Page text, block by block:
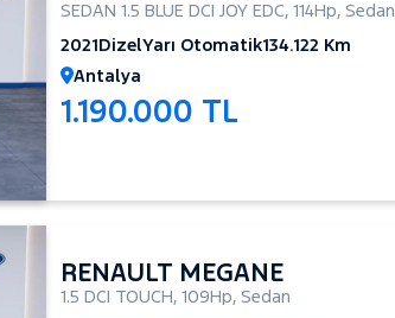
SEDAN 1.5 BLUE DCI JOY EDC, 114Hp, Sedan
2021DizelYarı Otomatik134.122 Km
Antalya
1.190.000 TL
RENAULT MEGANE
1.5 DCI TOUCH, 109Hp, Sedan